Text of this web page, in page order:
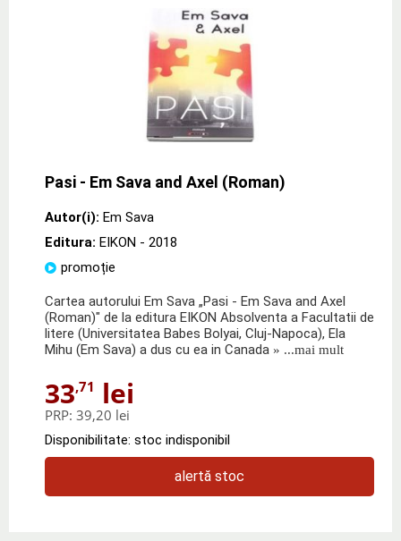
Pasi - Em Sava and Axel (Roman)
Autor(i): Em Sava
Editura: EIKON - 2018
promoție
Cartea autorului Em Sava „Pasi - Em Sava and Axel
(Roman)" de la editura EIKON Absolventa a Facultatii de
litere (Universitatea Babes Bolyai, Cluj-Napoca), Ela
Mihu (Em Sava) a dus cu ea in Canada » ...mai mult
33,71 lei
PRP: 39,20 lei
Disponibilitate: stoc indisponibil
alertă stoc